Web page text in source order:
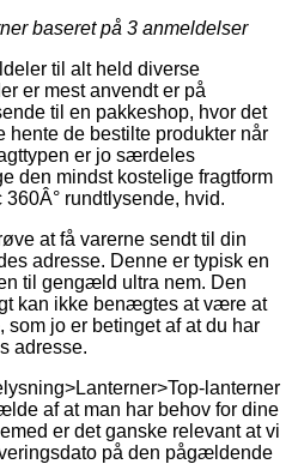
baseret på 3 anmeldelser
til alt held diverse
er mest anvendt er på
til en pakkeshop, hvor det
hente de bestilte produkter når
er jo særdeles
den mindst kostelige fragtform
rundtlysende, hvid.
at få varerne sendt til din
adresse. Denne er typisk en
til gengæld ultra nem. Den
kan ikke benægtes at være at
som jo er betinget af at du har
adresse.
lanterner
af at man har behov for dine
er det ganske relevant at vi
på den pågældende